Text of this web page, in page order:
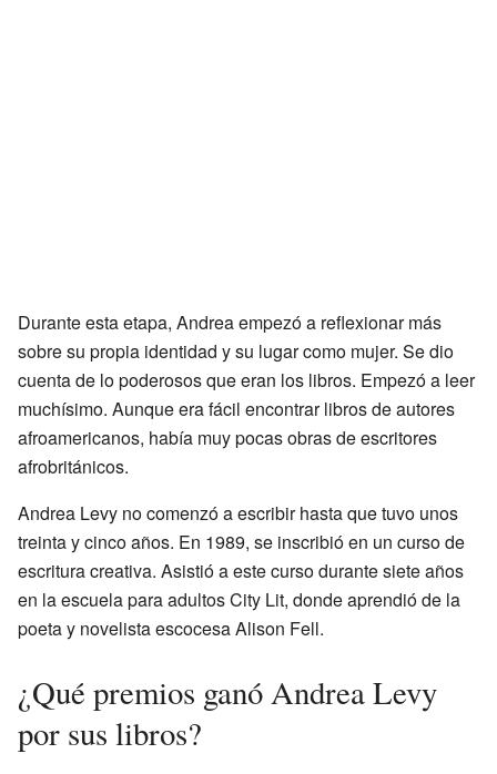
Durante esta etapa, Andrea empezó a reflexionar más
sobre su propia identidad y su lugar como mujer. Se dio
cuenta de lo poderosos que eran los libros. Empezó a leer
muchísimo. Aunque era fácil encontrar libros de autores
afroamericanos, había muy pocas obras de escritores
afrobritánicos.
Andrea Levy no comenzó a escribir hasta que tuvo unos
treinta y cinco años. En 1989, se inscribió en un curso de
escritura creativa. Asistió a este curso durante siete años
en la escuela para adultos City Lit, donde aprendió de la
poeta y novelista escocesa Alison Fell.
¿Qué premios ganó Andrea Levy
por sus libros?